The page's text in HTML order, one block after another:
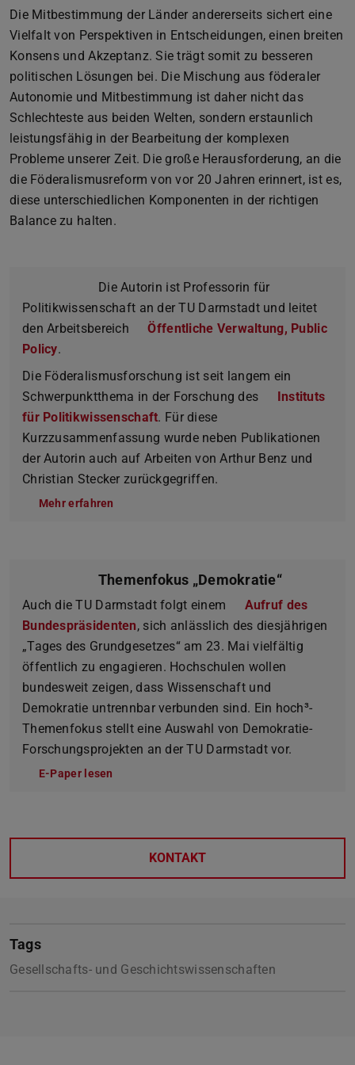
Die Mitbestimmung der Länder andererseits sichert eine
Vielfalt von Perspektiven in Entscheidungen, einen breiten
Konsens und Akzeptanz. Sie trägt somit zu besseren
politischen Lösungen bei. Die Mischung aus föderaler
Autonomie und Mitbestimmung ist daher nicht das
Schlechteste aus beiden Welten, sondern erstaunlich
leistungsfähig in der Bearbeitung der komplexen
Probleme unserer Zeit. Die große Herausforderung, an die
die Föderalismusreform von vor 20 Jahren erinnert, ist es,
diese unterschiedlichen Komponenten in der richtigen
Balance zu halten.
Die Autorin ist Professorin für
Politikwissenschaft an der TU Darmstadt und leitet
den Arbeitsbereich
Öffentliche Verwaltung, Public
Policy.
Die Föderalismusforschung ist seit langem ein
Schwerpunktthema in der Forschung des
Instituts
für Politikwissenschaft. Für diese
Kurzzusammenfassung wurde neben Publikationen
der Autorin auch auf Arbeiten von Arthur Benz und
Christian Stecker zurückgegriffen.
Mehr erfahren
Themenfokus „Demokratie“
Auch die TU Darmstadt folgt einem
Aufruf des
Bundespräsidenten, sich anlässlich des diesjährigen
„Tages des Grundgesetzes“ am 23. Mai vielfältig
öffentlich zu engagieren. Hochschulen wollen
bundesweit zeigen, dass Wissenschaft und
Demokratie untrennbar verbunden sind. Ein hoch³-
Themenfokus stellt eine Auswahl von Demokratie-
Forschungsprojekten an der TU Darmstadt vor.
E-Paper lesen
KONTAKT
Tags
Gesellschafts- und Geschichtswissenschaften